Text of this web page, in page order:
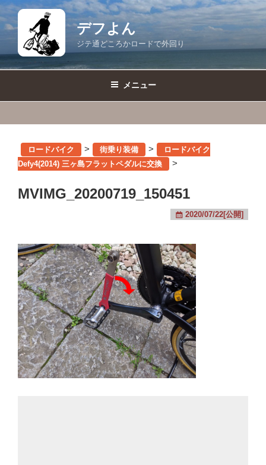
コ
ン
デフよん
ジテ通どころかロードで外回り
メニュー
ロードバイク > 街乗り装備 >
ロードバイク
Defy4(2014) 三ヶ島フラットペダルに交換
>
MVIMG_20200719_150451
2020/07/22[公開]